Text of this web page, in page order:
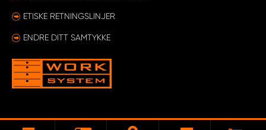
ETISKE RETNINGSLINJER
ENDRE DITT SAMTYKKE